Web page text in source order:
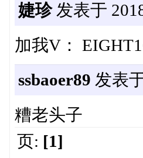
婕珍发表于
加我V：
ssbaoer89 发表
糟老头子
页: [1]